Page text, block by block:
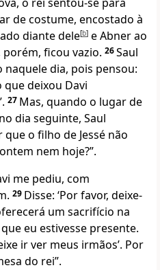
de costume, encostado à
diante dele[b] e Abner ao
porém, ficou vazio. 26Saul
naquele dia, pois pensou:
que deixou Davi
27 Mas, quando o lugar de
dia seguinte, Saul
o filho de Jessé não
nem hoje?”.
me pediu, com
29 Disse: ‘Por favor, deixe-
um sacrifício na
eu estivesse presente.
ir ver meus irmãos’. Por
do rei”.